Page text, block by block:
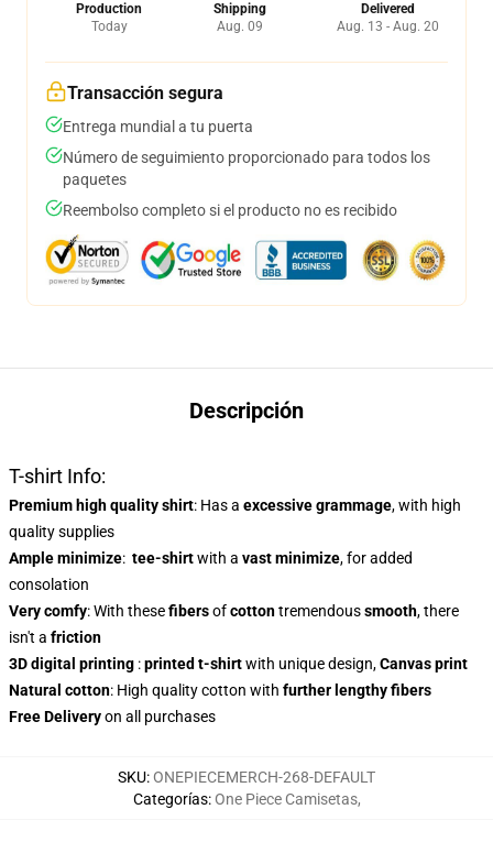
Production
Today
Shipping
Aug. 09
Delivered
Aug. 13 - Aug. 20
Transacción segura
Entrega mundial a tu puerta
Número de seguimiento proporcionado para todos los
paquetes
Reembolso completo si el producto no es recibido
Descripción
T-shirt Info:
Premium high quality shirt: Has a excessive grammage, with high
quality supplies
Ample minimize: tee-shirtwith a vast minimize, for added
consolation
Very comfy: With thesefibersofcottontremendoussmooth, there
isn't a friction
3D digital printing :printed t-shirtwith unique design,Canvas print
Natural cotton: High quality cotton with further lengthy fibers
Free Deliveryon all purchases
SKU:ONEPIECEMERCH-268-DEFAULT
Categorías:One Piece Camisetas,